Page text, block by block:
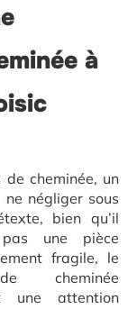
à
de cheminée, un
négliger sous
bien qu’il
une pièce
fragile, le
cheminée
une attention